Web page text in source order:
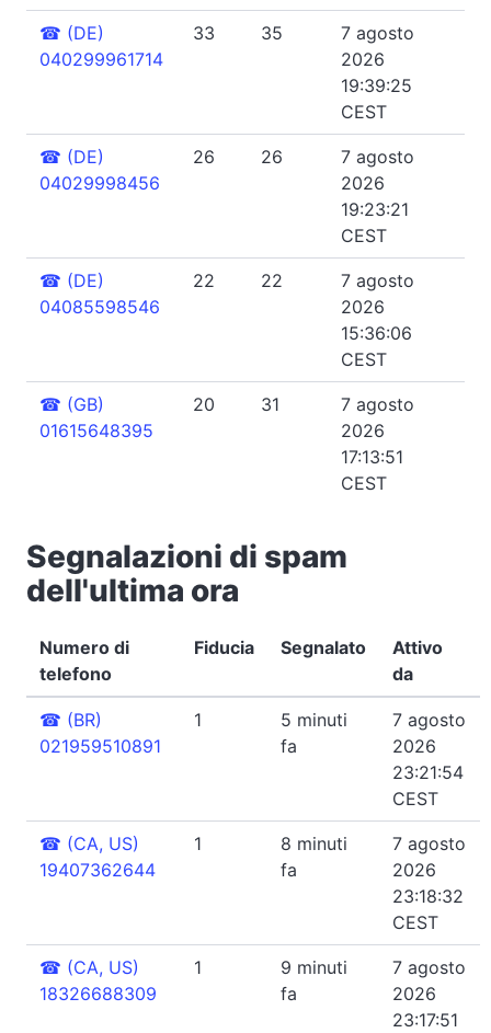
☎ (DE)
040299961714
33 35
7 agosto
2026
19:39:25
CEST
☎ (DE)
04029998456
26 26
7 agosto
2026
19:23:21
CEST
☎ (DE)
04085598546
22 22
7 agosto
2026
15:36:06
CEST
☎ (GB)
01615648395
20 31
7 agosto
2026
17:13:51
CEST
Segnalazioni di spam
dell'ultima ora
Numero di
telefono
Fiducia Segnalato
Attivo
da
☎ (BR)
021959510891
1
5 minuti
fa
7 agosto
2026
23:21:54
CEST
☎ (CA, US)
19407362644
1
8 minuti
fa
7 agosto
2026
23:18:32
CEST
☎ (CA, US)
18326688309
1
9 minuti
fa
7 agosto
2026
23:17:51